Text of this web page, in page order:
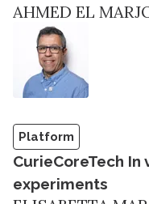
AHMED EL
Platform
CurieCoreTech
experiments